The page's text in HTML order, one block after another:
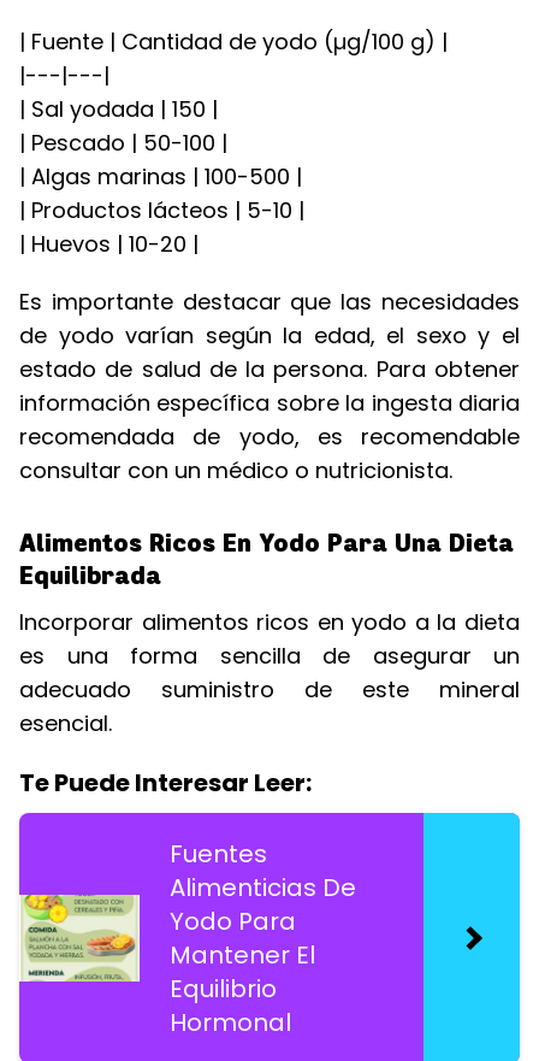
| Fuente | Cantidad de yodo (µg/100 g) |
|---|---|
| Sal yodada | 150 |
| Pescado | 50-100 |
| Algas marinas | 100-500 |
| Productos lácteos | 5-10 |
| Huevos | 10-20 |
Es importante destacar que las necesidades
de yodo varían según la edad, el sexo y el
estado de salud de la persona. Para obtener
información específica sobre la ingesta diaria
recomendada de yodo, es recomendable
consultar con un médico o nutricionista.
Alimentos Ricos En Yodo Para Una Dieta
Equilibrada
Incorporar alimentos ricos en yodo a la dieta
es una forma sencilla de asegurar un
adecuado suministro de este mineral
esencial.
Te Puede Interesar Leer:
Fuentes
Alimenticias De
Yodo Para
Mantener El
Equilibrio
Hormonal